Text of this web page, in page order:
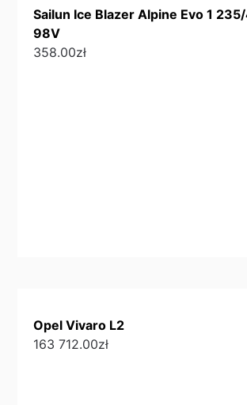
Sailun Ice Blazer Alpine Evo 1
98V
358.00zł
Opel Vivaro L2
163 712.00zł